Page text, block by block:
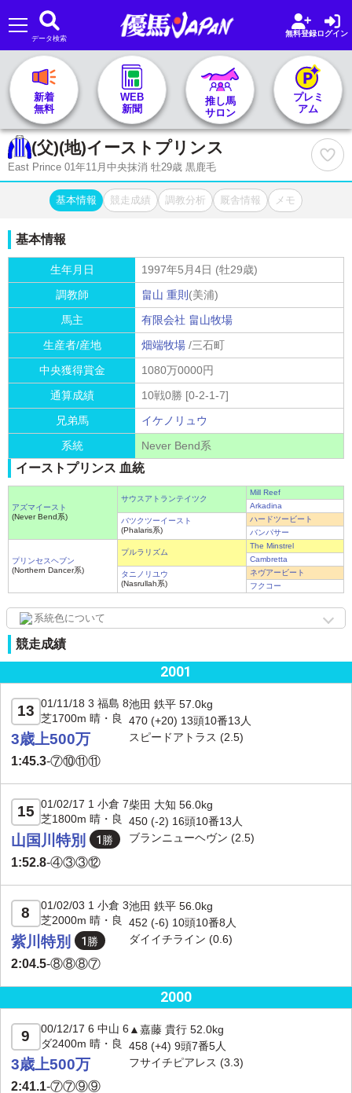
🏇 推し馬サロンTOP
レース一覧
記者&予想家
プラン案内
データ検索
無料登録ログイン
新着
無料
WEB
新聞
推し馬
サロン
プレミ
アム
(父)(地)イーストプリンス
East Prince 01年11月中央抹消 牡29歳 黒鹿毛
基本情報 競走成績 調教分析 厩舎情報 メモ
基本情報
生年月日
1997年5月4日 (牡29歳)
調教師
畠山 重則 (美浦)
馬主
有限会社 畠山牧場
生産者/産地
畑端牧場 /三石町
中央獲得賞金
1080万0000円
通算成績
10戦0勝 [0-2-1-7]
兄弟馬
イケノリュウ
系統
Never Bend系
イーストプリンス 血統
アズマイースト
(Never Bend系)
サウスアトランテイツク
Mill Reef
Arkadina
バツクツーイースト
(Phalaris系)
ハードツービート
バンパサー
プリンセスヘブン
(Northern Dancer系)
プルラリズム
The Minstrel
Cambretta
タニノリユウ
(Nasrullah系)
ネヴアービート
フクコー
系統色について
競走成績
2001
13
01/11/18 3 福島 8
芝1700m 晴・良
3歳上500万
1:45.3-⑦⑩⑪⑪
池田 鉄平 57.0kg
470 (+20) 13頭10番13人
スピードアトラス (2.5)
15
01/02/17 1 小倉 7
芝1800m 晴・良
山国川特別
1:52.8-④③③⑫
柴田 大知 56.0kg
450 (-2) 16頭10番13人
ブランニューヘヴン (2.5)
8
01/02/03 1 小倉 3
芝2000m 晴・良
紫川特別
2:04.5-⑧⑧⑧⑦
池田 鉄平 56.0kg
452 (-6) 10頭10番8人
ダイイチライン (0.6)
2000
9
00/12/17 6 中山 6
ダ2400m 晴・良
3歳上500万
2:41.1-⑦⑦⑨⑨
▲嘉藤 貴行 52.0kg
458 (+4) 9頭7番5人
フサイチピアレス (3.3)